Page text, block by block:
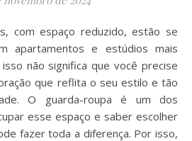
apartamentos e estúdios mais
não significa que você precise
que reflita o seu estilo e tão
O guarda-roupa é um dos
esse espaço e saber escolher
fazer toda a diferença. Por isso,